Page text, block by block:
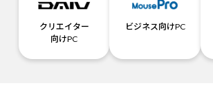
クリエイター
向けPC
ビジネス向けPC